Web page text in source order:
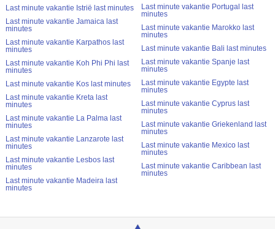
Last minute vakantie Istrië last minutes
Last minute vakantie Jamaica last
minutes
Last minute vakantie Karpathos last
minutes
Last minute vakantie Koh Phi Phi last
minutes
Last minute vakantie Kos last minutes
Last minute vakantie Kreta last
minutes
Last minute vakantie La Palma last
minutes
Last minute vakantie Lanzarote last
minutes
Last minute vakantie Lesbos last
minutes
Last minute vakantie Madeira last
minutes
Last minute vakantie Portugal last
minutes
Last minute vakantie Marokko last
minutes
Last minute vakantie Bali last minutes
Last minute vakantie Spanje last
minutes
Last minute vakantie Egypte last
minutes
Last minute vakantie Cyprus last
minutes
Last minute vakantie Griekenland last
minutes
Last minute vakantie Mexico last
minutes
Last minute vakantie Caribbean last
minutes